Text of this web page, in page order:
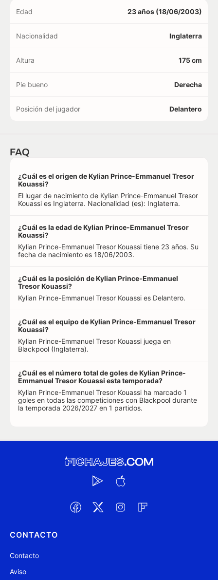
Edad 23 años (18/06/2003)
Nacionalidad Inglaterra
Altura 175 cm
Pie bueno Derecha
Posición del jugador Delantero
FAQ
¿Cuál es el origen de Kylian Prince-Emmanuel Tresor
Kouassi?
El lugar de nacimiento de Kylian Prince-Emmanuel Tresor
Kouassi es Inglaterra. Nacionalidad (es): Inglaterra.
¿Cuál es la edad de Kylian Prince-Emmanuel Tresor
Kouassi?
Kylian Prince-Emmanuel Tresor Kouassi tiene 23 años. Su
fecha de nacimiento es 18/06/2003.
¿Cuál es la posición de Kylian Prince-Emmanuel
Tresor Kouassi?
Kylian Prince-Emmanuel Tresor Kouassi es Delantero.
¿Cuál es el equipo de Kylian Prince-Emmanuel Tresor
Kouassi?
Kylian Prince-Emmanuel Tresor Kouassi juega en
Blackpool (Inglaterra).
¿Cuál es el número total de goles de Kylian Prince-
Emmanuel Tresor Kouassi esta temporada?
Kylian Prince-Emmanuel Tresor Kouassi ha marcado 1
goles en todas las competiciones con Blackpool durante
la temporada 2026/2027 en 1 partidos.
CONTACTO
Contacto
Aviso